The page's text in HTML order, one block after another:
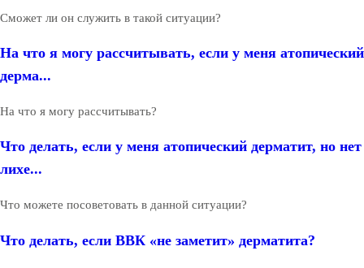
Сможет ли он служить в такой ситуации?
На что я могу рассчитывать, если у меня атопический
дерма...
На что я могу рассчитывать?
Что делать, если у меня атопический дерматит, но нет
лихе...
Что можете посоветовать в данной ситуации?
Что делать, если ВВК «не заметит» дерматита?